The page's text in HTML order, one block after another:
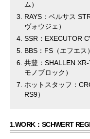
ム）
RAYS：ベルサス
ヴォウジェ）
SSR：EXECUTOR
BBS：FS（エフエス）
共豊：SHALLEN
モノブロック）
ホットスタッフ：
RS9）
1.WORK：SCHWERT